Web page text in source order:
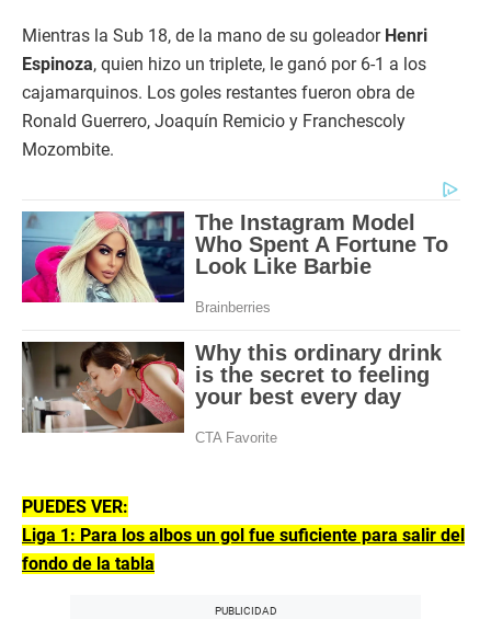
Mientras la Sub 18, de la mano de su goleador Henri
Espinoza, quien hizo un triplete, le ganó por 6-1 a los
cajamarquinos. Los goles restantes fueron obra de
Ronald Guerrero, Joaquín Remicio y Franchescoly
Mozombite.
PUEDES VER:
Liga 1: Para los albos un gol fue suficiente para salir del
fondo de la tabla